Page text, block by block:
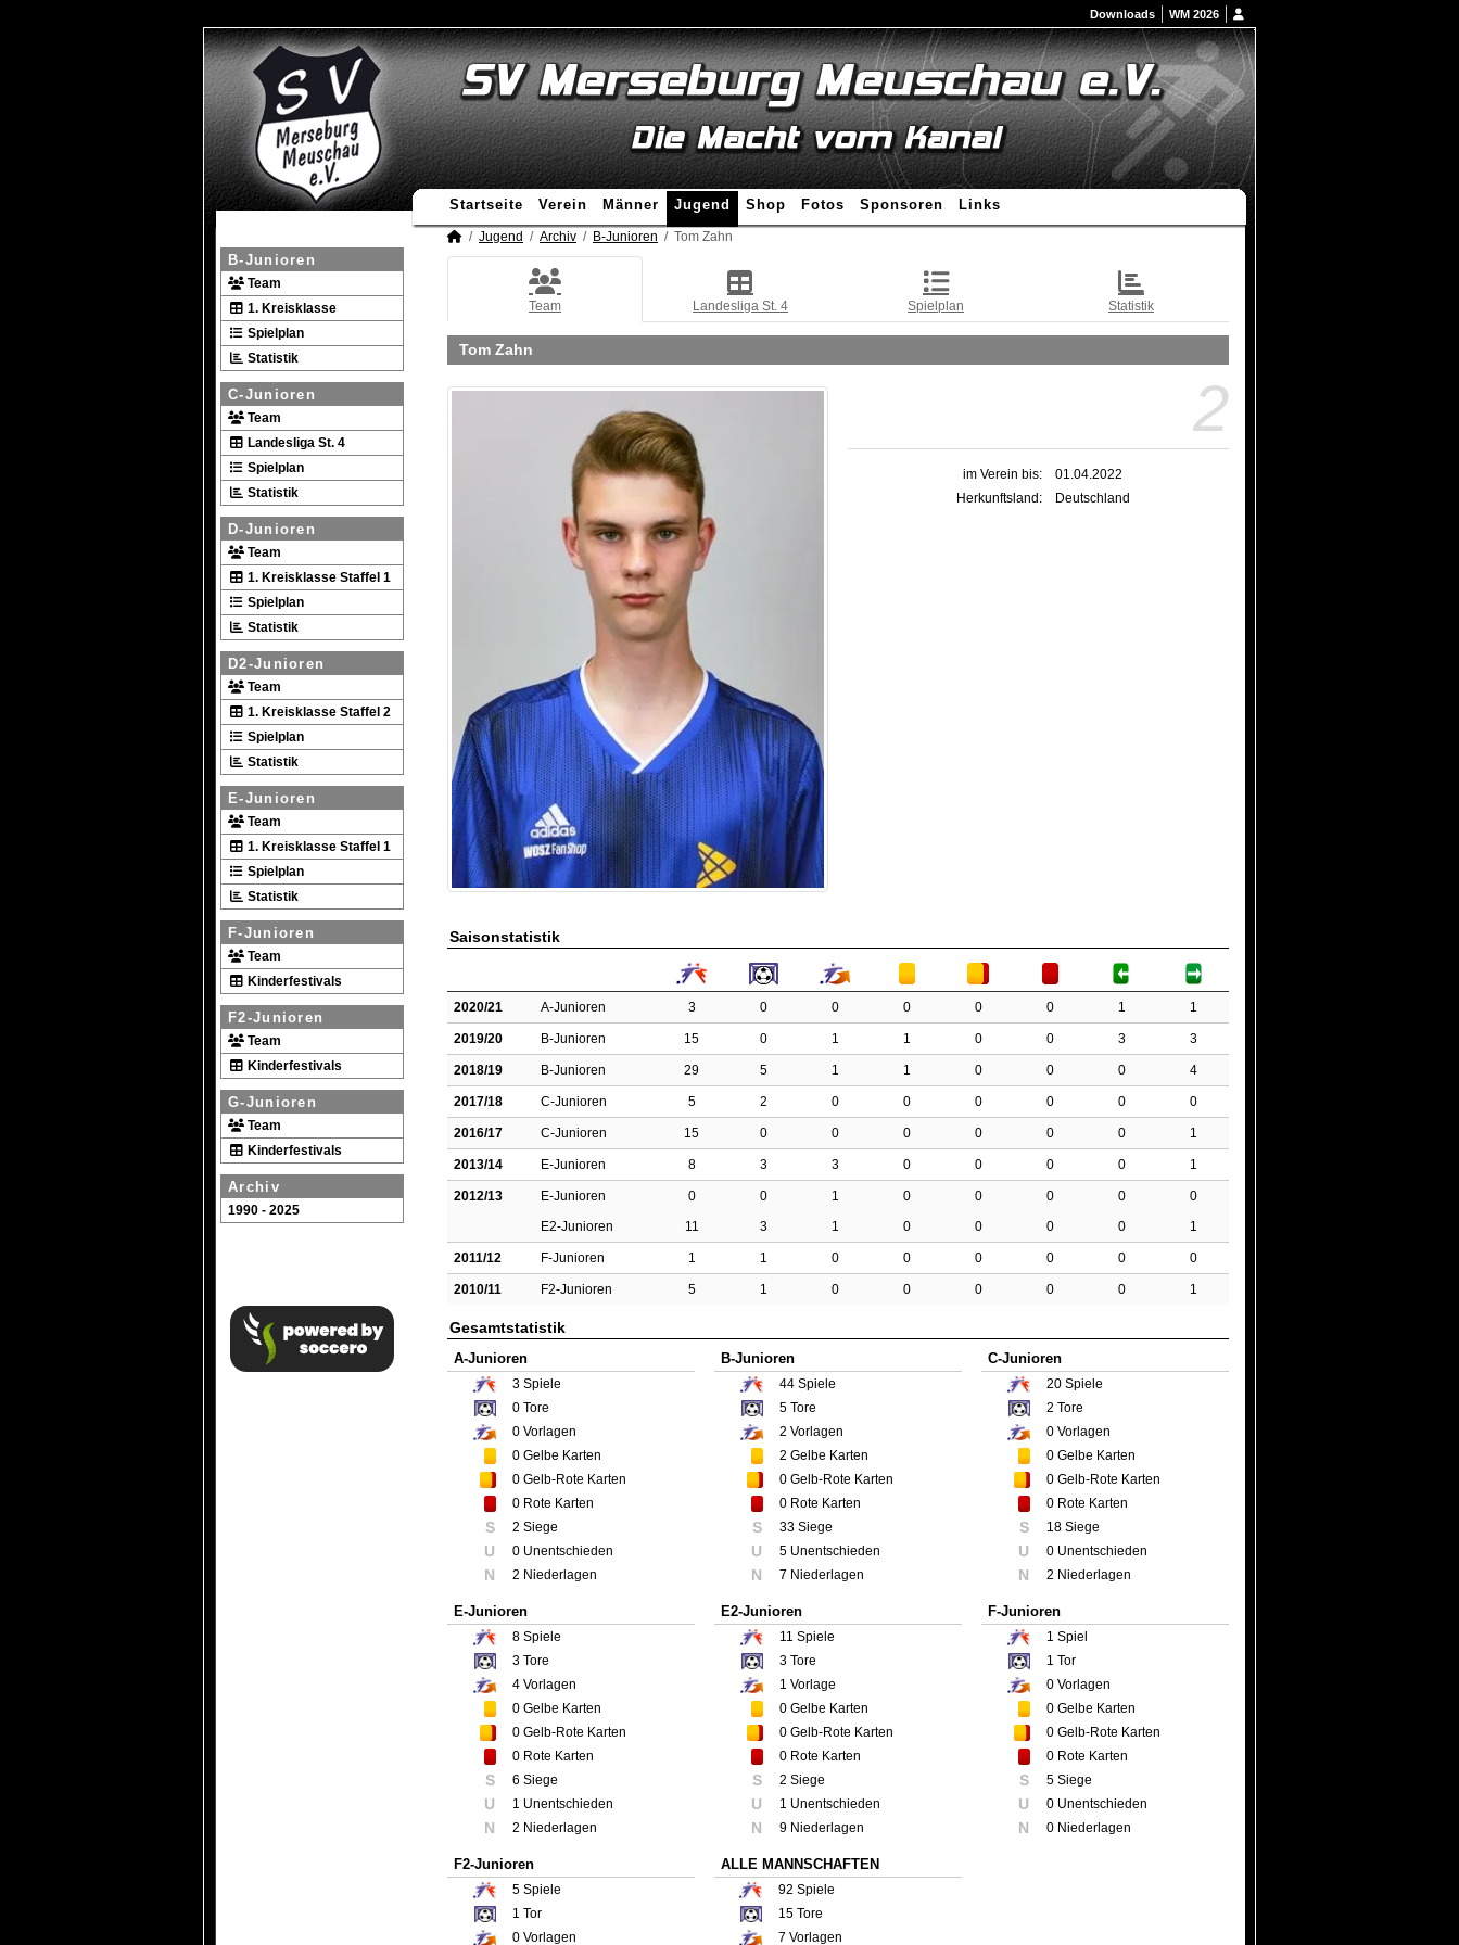
Downloads WM 2026
Startseite Verein Männer Jugend Shop Fotos Sponsoren Links
B-Junioren
Team
1. Kreisklasse
Spielplan
Statistik
C-Junioren
Team
Landesliga St. 4
Spielplan
Statistik
D-Junioren
Team
1. Kreisklasse Staffel 1
Spielplan
Statistik
D2-Junioren
Team
1. Kreisklasse Staffel 2
Spielplan
Statistik
E-Junioren
Team
1. Kreisklasse Staffel 1
Spielplan
Statistik
F-Junioren
Team
Kinderfestivals
F2-Junioren
Team
Kinderfestivals
G-Junioren
Team
Kinderfestivals
Archiv
1990 - 2025
Jugend Archiv B-Junioren Tom Zahn
Team Landesliga St. 4 Spielplan Statistik
Tom Zahn
2
im Verein bis:
01.04.2022
Herkunftsland:
Deutschland
Saisonstatistik
2020/21 A-Junioren 3 0 0 0 0 0 1 1
2019/20 B-Junioren 15 0 1 1 0 0 3 3
2018/19 B-Junioren 29 5 1 1 0 0 0 4
2017/18 C-Junioren 5 2 0 0 0 0 0 0
2016/17 C-Junioren 15 0 0 0 0 0 0 1
2013/14 E-Junioren 8 3 3 0 0 0 0 1
2012/13 E-Junioren 0 0 1 0 0 0 0
0
E2-Junioren
11 3 1 0 0 0 0 1
2011/12 F-Junioren 1 1 0 0 0 0 0 0
2010/11 F2-Junioren 5 1 0 0 0 0 0 1
Gesamtstatistik
A-Junioren
3 Spiele
0 Tore
0 Vorlagen
0 Gelbe Karten
0 Gelb-Rote Karten
0 Rote Karten
S 2 Siege
U 0 Unentschieden
N 2 Niederlagen
B-Junioren
44 Spiele
5 Tore
2 Vorlagen
2 Gelbe Karten
0 Gelb-Rote Karten
0 Rote Karten
S 33 Siege
U 5 Unentschieden
N 7 Niederlagen
C-Junioren
20 Spiele
2 Tore
0 Vorlagen
0 Gelbe Karten
0 Gelb-Rote Karten
0 Rote Karten
S 18 Siege
U 0 Unentschieden
N 2 Niederlagen
E-Junioren
8 Spiele
3 Tore
4 Vorlagen
0 Gelbe Karten
0 Gelb-Rote Karten
0 Rote Karten
S 6 Siege
U 1 Unentschieden
N 2 Niederlagen
E2-Junioren
11 Spiele
3 Tore
1 Vorlage
0 Gelbe Karten
0 Gelb-Rote Karten
0 Rote Karten
S 2 Siege
U 1 Unentschieden
N 9 Niederlagen
F-Junioren
1 Spiel
1 Tor
0 Vorlagen
0 Gelbe Karten
0 Gelb-Rote Karten
0 Rote Karten
S 5 Siege
U 0 Unentschieden
N 0 Niederlagen
F2-Junioren
5 Spiele
1 Tor
0 Vorlagen
ALLE MANNSCHAFTEN
92 Spiele
15 Tore
7 Vorlagen